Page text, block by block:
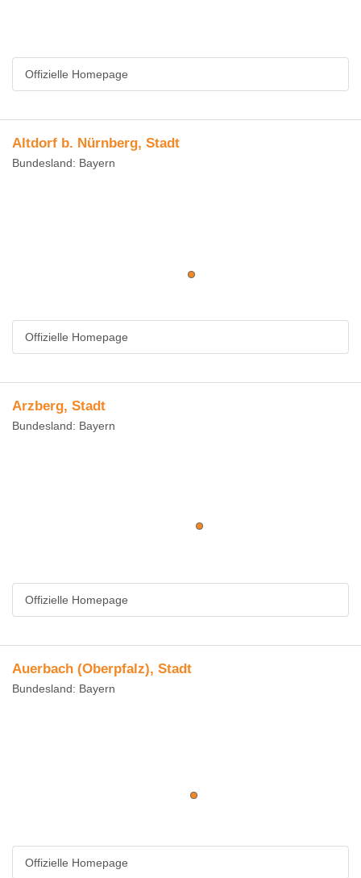
Offizielle Homepage
Altdorf b. Nürnberg, Stadt
Bundesland: Bayern
Offizielle Homepage
Arzberg, Stadt
Bundesland: Bayern
Offizielle Homepage
Auerbach (Oberpfalz), Stadt
Bundesland: Bayern
Offizielle Homepage